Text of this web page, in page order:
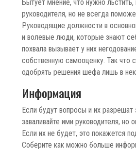
Бытует мнение, что нужно льстить,
руководителя, но не всегда
Руководящие должности в
и волевые люди, которые знают
похвала вызывает у них
собственную самооценку. Так что
одобрять решения шефа лишь в
Информация
Если будут вопросы и их разрешат
заваливайте ими руководителя, но
Если их не будет, это покажется
Соберите как можно больше